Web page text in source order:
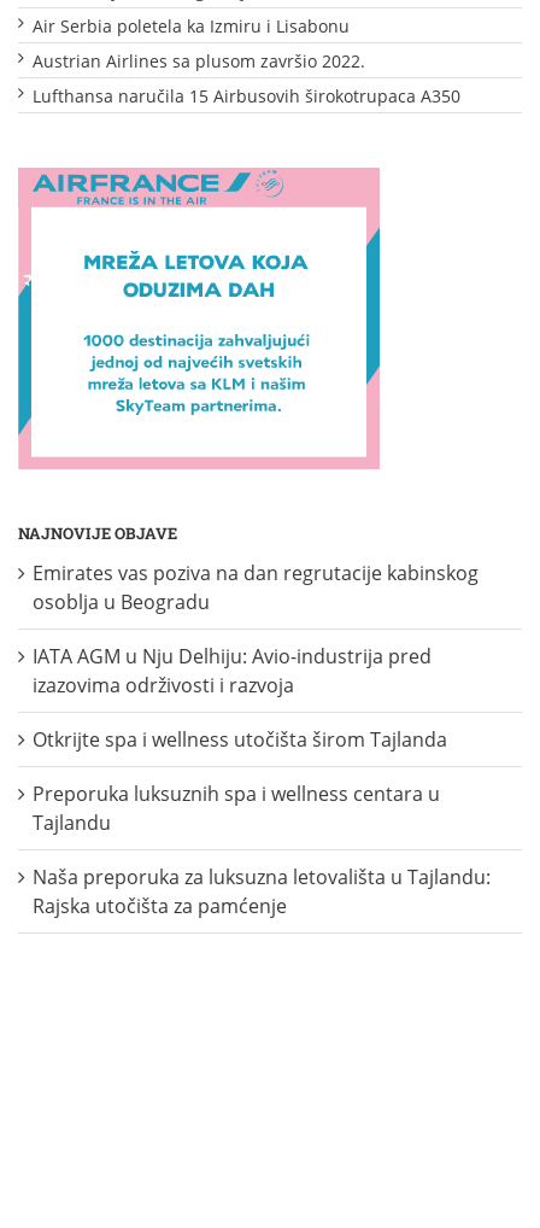
Air Serbia poletela ka Izmiru i Lisabonu
Austrian Airlines sa plusom završio 2022.
Lufthansa naručila 15 Airbusovih širokotrupaca A350
NAJNOVIJE OBJAVE
Emirates vas poziva na dan regrutacije kabinskog
osoblja u Beogradu
IATA AGM u Nju Delhiju: Avio-industrija pred
izazovima održivosti i razvoja
Otkrijte spa i wellness utočišta širom Tajlanda
Preporuka luksuznih spa i wellness centara u
Tajlandu
Naša preporuka za luksuzna letovališta u Tajlandu:
Rajska utočišta za pamćenje